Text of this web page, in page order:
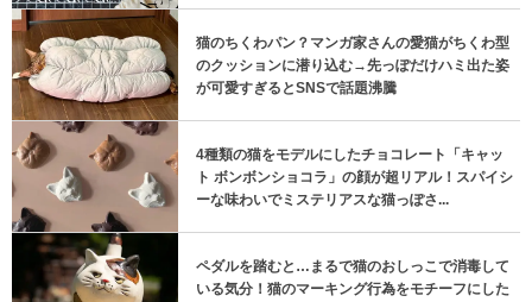
猫のちくわパン？マンガ家さんの愛猫がちくわ型
のクッションに潜り込む→先っぽだけハミ出た姿
が可愛すぎるとSNSで話題沸騰
4種類の猫をモデルにしたチョコレート「キャッ
ト ボンボンショコラ」の顔が超リアル！スパイシ
ーな味わいでミステリアスな猫っぽさ...
ペダルを踏むと…まるで猫のおしっこで消毒して
いる気分！猫のマーキング行為をモチーフにした